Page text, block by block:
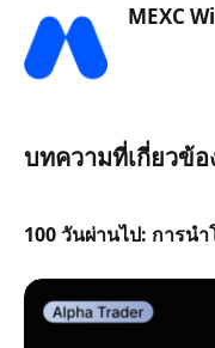
MEXC
บทความที่เกี่ยวข้อ
100 วันผ่านไป: การน